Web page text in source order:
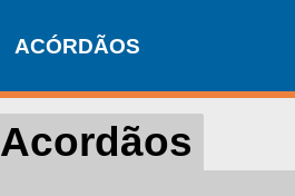
ACÓRDÃOS
Acordãos